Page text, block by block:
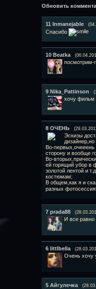
Обновить
11 Inmanejable
Спасибо
10 Beatka
посмотрим-
9 Nika_Pattinson
хочу фильм
8 ОЧЕНЬ
Эскизы
Во-первых,очееень
сторону и вообще
Во-
ей горящий убор в
золотой лентой и
костюмам;
В общем,как я и
разных
7 prada88
И все
6 littlbella
Очень хочу
5 Айгулечка